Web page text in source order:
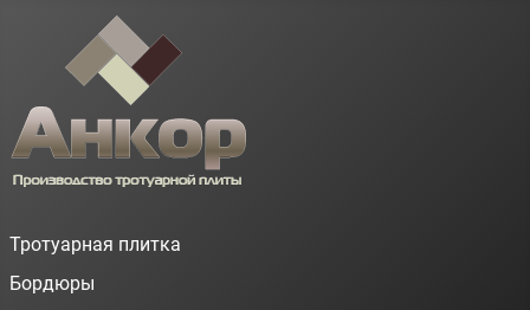
Тротуарная плитка
Бордюры